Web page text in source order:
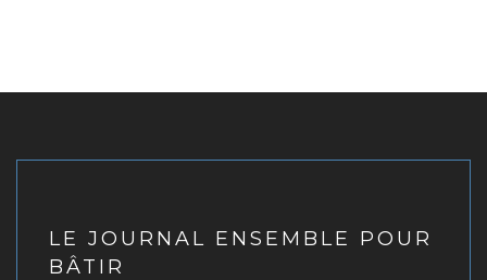
LE JOURNAL ENSEMBLE POUR
BÂTIR